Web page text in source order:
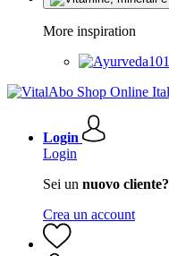
More inspiration
Login
Login
Sei un nuovo cliente?
Crea un account